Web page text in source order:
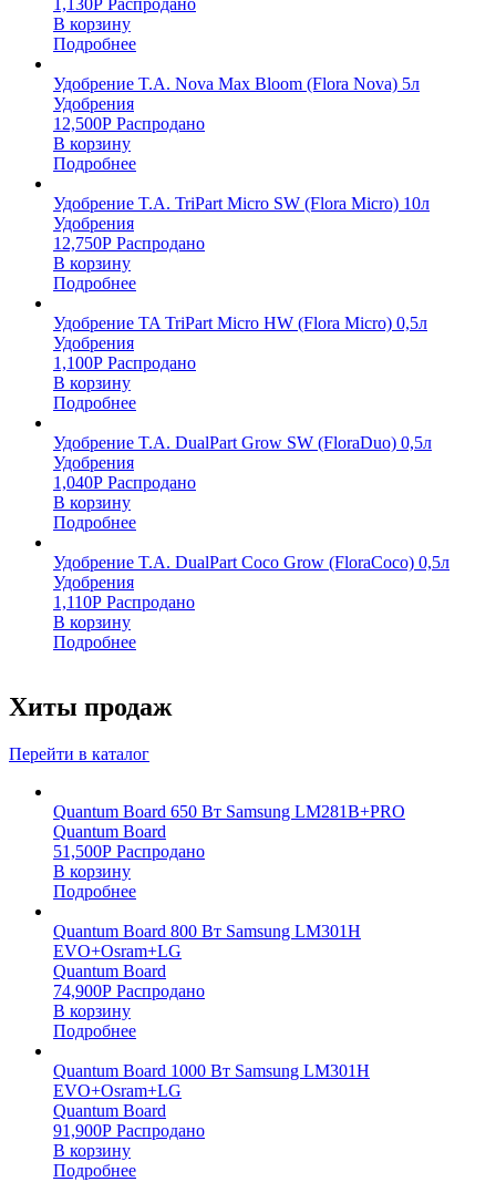
1,130Р Распродано
В корзину
Подробнее
Удобрение T.A. Nova Max Bloom (Flora Nova) 5л
Удобрения
12,500Р Распродано
В корзину
Подробнее
Удобрение T.A. TriPart Micro SW (Flora Micro) 10л
Удобрения
12,750Р Распродано
В корзину
Подробнее
Удобрение TA TriPart Micro HW (Flora Micro) 0,5л
Удобрения
1,100Р Распродано
В корзину
Подробнее
Удобрение T.A. DualPart Grow SW (FloraDuo) 0,5л
Удобрения
1,040Р Распродано
В корзину
Подробнее
Удобрение T.A. DualPart Coco Grow (FloraCoco) 0,5л
Удобрения
1,110Р Распродано
В корзину
Подробнее
Хиты продаж
Перейти в каталог
Quantum Board 650 Вт Samsung LM281B+PRO
Quantum Board
51,500Р Распродано
В корзину
Подробнее
Quantum Board 800 Вт Samsung LM301H
EVO+Osram+LG
Quantum Board
74,900Р Распродано
В корзину
Подробнее
Quantum Board 1000 Вт Samsung LM301H
EVO+Osram+LG
Quantum Board
91,900Р Распродано
В корзину
Подробнее